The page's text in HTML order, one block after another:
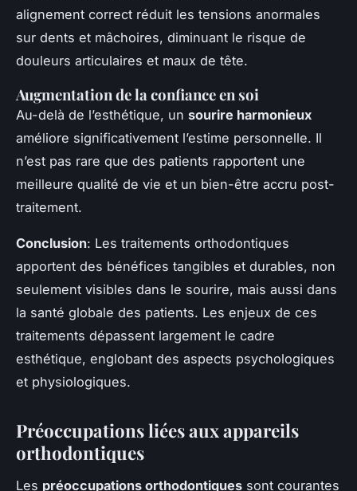
alignement correct réduit les tensions anormales
sur dents et mâchoires, diminuant le risque de
douleurs articulaires et maux de tête.
Augmentation de la confiance en soi
Au-delà de l’esthétique, un sourire harmonieux
améliore significativement l’estime personnelle. Il
n’est pas rare que des patients rapportent une
meilleure qualité de vie et un bien-être accru post-
traitement.
Conclusion: Les traitements orthodontiques
apportent des bénéfices tangibles et durables, non
seulement visibles dans le sourire, mais aussi dans
la santé globale des patients. Les enjeux de ces
traitements dépassent largement le cadre
esthétique, englobant des aspects psychologiques
et physiologiques.
Préoccupations liées aux appareils
orthodontiques
Les préoccupations orthodontiques sont courantes